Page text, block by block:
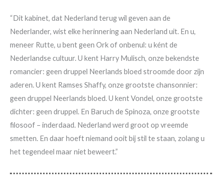
“Dit kabinet, dat Nederland terug wil geven aan de
Nederlander, wist elke herinnering aan Nederland uit. En u,
meneer Rutte, u bent geen Ork of onbenul: u ként de
Nederlandse cultuur. U kent Harry Mulisch, onze bekendste
romancier: geen druppel Neerlands bloed stroomde door zijn
aderen. U kent Ramses Shaffy, onze grootste chansonnier:
geen druppel Neerlands bloed. U kent Vondel, onze grootste
dichter: geen druppel. En Baruch de Spinoza, onze grootste
filosoof – inderdaad. Nederland werd groot op vreemde
smetten. En daar hoeft niemand ooit bij stil te staan, zolang u
het tegendeel maar niet beweert.”